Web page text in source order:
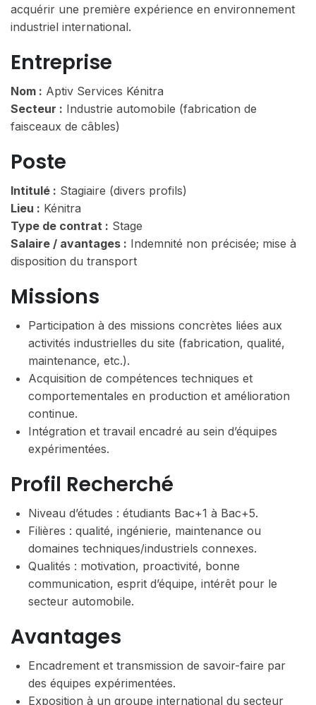
acquérir une première expérience en environnement
industriel international.
Entreprise
Nom : Aptiv Services Kénitra
Secteur : Industrie automobile (fabrication de
faisceaux de câbles)
Poste
Intitulé : Stagiaire (divers profils)
Lieu : Kénitra
Type de contrat : Stage
Salaire / avantages : Indemnité non précisée; mise à
disposition du transport
Missions
Participation à des missions concrètes liées aux
activités industrielles du site (fabrication, qualité,
maintenance, etc.).
Acquisition de compétences techniques et
comportementales en production et amélioration
continue.
Intégration et travail encadré au sein d’équipes
expérimentées.
Profil Recherché
Niveau d’études : étudiants Bac+1 à Bac+5.
Filières : qualité, ingénierie, maintenance ou
domaines techniques/industriels connexes.
Qualités : motivation, proactivité, bonne
communication, esprit d’équipe, intérêt pour le
secteur automobile.
Avantages
Encadrement et transmission de savoir-faire par
des équipes expérimentées.
Exposition à un groupe international du secteur